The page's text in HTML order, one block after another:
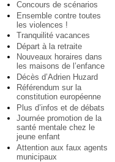
Concours de scénarios
Ensemble contre toutes
les violences !
Tranquilité vacances
Départ à la retraite
Nouveaux horaires dans
les maisons de l’enfance
Décès d’Adrien Huzard
Référendum sur la
constitution européenne
Plus d’infos et de débats
Journée promotion de la
santé mentale chez le
jeune enfant
Attention aux faux agents
municipaux